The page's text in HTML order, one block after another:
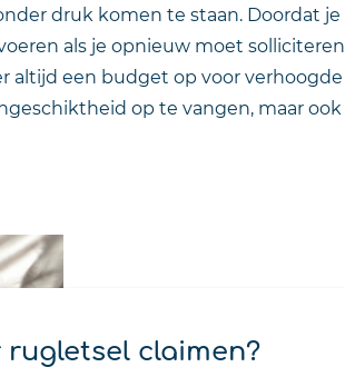
druk komen te staan. Doordat je
als je opnieuw moet solliciteren
altijd een budget op voor verhoogde
op te vangen, maar ook
claimen?